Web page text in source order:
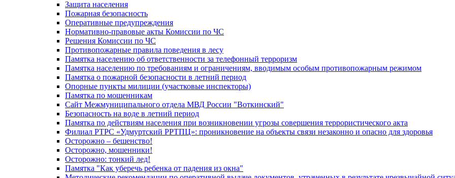
Защита населения
Пожарная безопасность
Оперативные предупреждения
Нормативно-правовые акты Комиссии по ЧС
Решения Комиссии по ЧС
Противопожарные правила поведения в лесу
Памятка населению об ответственности за телефонный терроризм
Памятка населению по требованиям и ограничениям, вводимым особым противопожарным режимом
Памятка о пожарной безопасности в летний период
Опорные пункты милиции (участковые инспекторы)
Памятка по мошенникам
Сайт Межмуниципального отдела МВД России "Воткинский"
Безопасность на воде в летний период
Памятка по действиям населения при возникновении угрозы совершения террористического акта
Филиал РТРС «Удмуртский РРТПЦ»: проникновение на объекты связи незаконно и опасно для здоровья
Осторожно – бешенство!
Осторожно, мошенники!
Осторожно: тонкий лед!
Памятка "Как уберечь ребенка от падения из окна"